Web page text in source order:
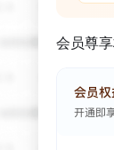
会员尊